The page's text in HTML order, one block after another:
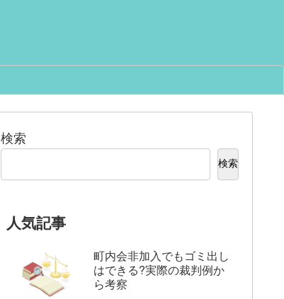
なぜレアアース採掘で放射線
響をやさしく解説
検索
検索
人気記事
町内会非加入でもゴミ出し
はできる?実際の裁判例か
ら考察